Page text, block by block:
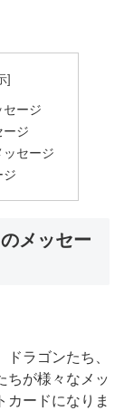
セージ
ージ
セージ
ジ
メッセー
ラゴンたち、
ちが様々なメッ
カードになりま